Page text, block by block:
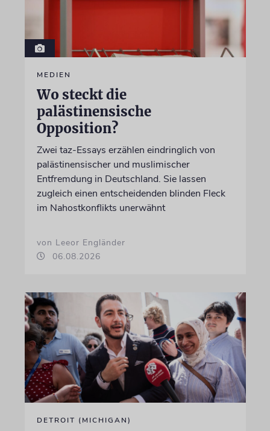
MEDIEN
Wo steckt die
palästinensische
Opposition?
Zwei taz-Essays erzählen eindringlich von
palästinensischer und muslimischer
Entfremdung in Deutschland. Sie lassen
zugleich einen entscheidenden blinden Fleck
im Nahostkonflikts unerwähnt
von Leeor Engländer
06.08.2026
DETROIT (MICHIGAN)